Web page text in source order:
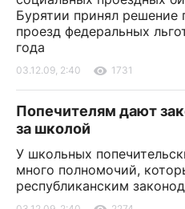
Бурятии принял решение
проезд федеральных
года
03.12.09, 2:40 1731
Попечителям дают
за школой
У школьных
много полномочий,
республиканским